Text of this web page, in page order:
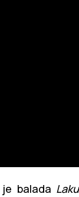
balada Laku